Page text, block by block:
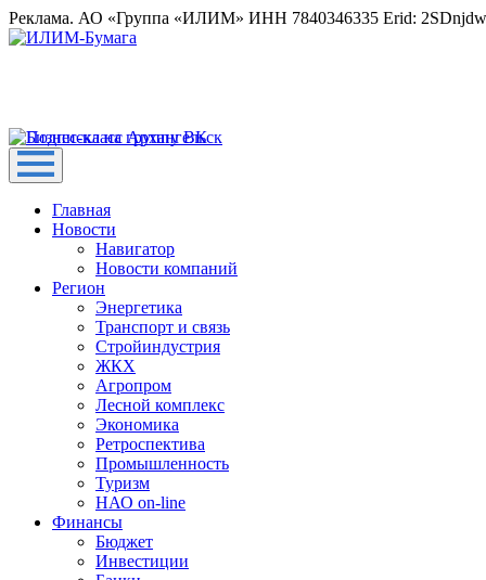
Реклама. АО «Группа «ИЛИМ» ИНН 7840346335 Erid:
Главная
Новости
Навигатор
Новости компаний
Регион
Энергетика
Транспорт и связь
Стройиндустрия
ЖКХ
Агропром
Лесной комплекс
Экономика
Ретроспектива
Промышленность
Туризм
НАО on-line
Финансы
Бюджет
Инвестиции